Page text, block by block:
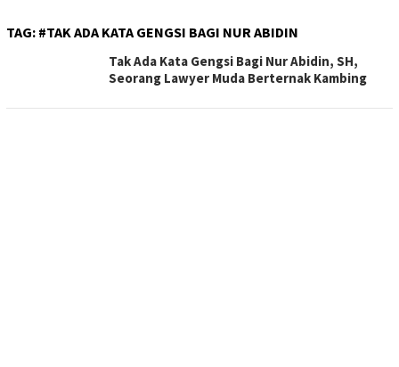
TAG: #TAK ADA KATA GENGSI BAGI NUR ABIDIN
Tak Ada Kata Gengsi Bagi Nur Abidin, SH,
Seorang Lawyer Muda Berternak Kambing